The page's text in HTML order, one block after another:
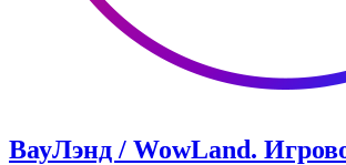
ВауЛэнд / WowLand.